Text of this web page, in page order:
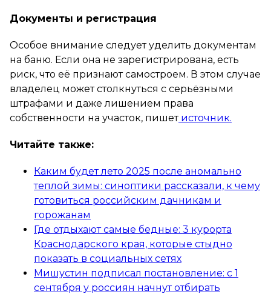
Документы и регистрация
Особое внимание следует уделить документам
на баню. Если она не зарегистрирована, есть
риск, что её признают самостроем. В этом случае
владелец может столкнуться с серьёзными
штрафами и даже лишением права
собственности на участок, пишетисточник.
Читайте также:
Каким будет лето 2025 после аномально
теплой зимы: синоптики рассказали, к чему
готовиться российским дачникам и
горожанам
Где отдыхают самые бедные: 3 курорта
Краснодарского края, которые стыдно
показать в социальных сетях
Мишустин подписал постановление: с 1
сентября у россиян начнут отбирать